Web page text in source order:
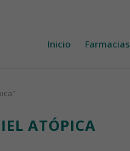
Inicio Farmacias
ATÓPICA